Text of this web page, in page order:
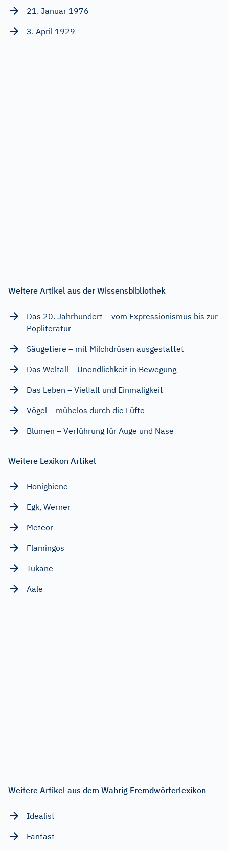
21. Januar 1976
3. April 1929
Weitere Artikel aus der Wissensbibliothek
Das 20. Jahrhundert – vom Expressionismus bis zur
Popliteratur
Säugetiere – mit Milchdrüsen ausgestattet
Das Weltall – Unendlichkeit in Bewegung
Das Leben – Vielfalt und Einmaligkeit
Vögel – mühelos durch die Lüfte
Blumen – Verführung für Auge und Nase
Weitere Lexikon Artikel
Honigbiene
Egk, Werner
Meteor
Flamingos
Tukane
Aale
Weitere Artikel aus dem Wahrig Fremdwörterlexikon
Idealist
Fantast